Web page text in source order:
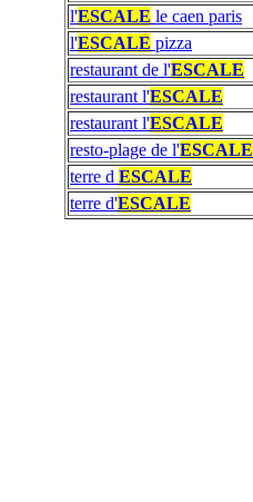
l'ESCALE le caen paris
l'ESCALE pizza
restaurant de l'ESCALE
restaurant l'ESCALE
restaurant l'ESCALE
resto-plage de l'ESCALE
terre d ESCALE
terre d'ESCALE